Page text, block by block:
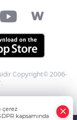
Copyright© 2006-
çerez
kapsamında